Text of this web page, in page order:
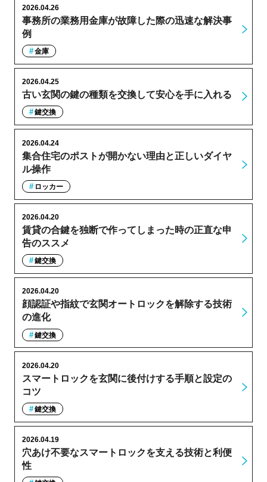
事務所の業務用金庫が故障した際の迅速な解決事
例
2026.04.26
金庫
古い玄関の鍵の種類を交換して安心を手に入れる
2026.04.25
鍵交換
集合住宅のポストが開かない理由と正しいダイヤ
ル操作
2026.04.24
ロッカー
賃貸の合鍵を独断で作ってしまった時の正直な申
告のススメ
2026.04.20
鍵交換
顔認証や指紋で玄関オートロックを解除する技術
の進化
2026.04.20
鍵交換
スマートロックを玄関に後付けする手順と設定の
コツ
2026.04.20
鍵交換
穴あけ不要なスマートロックを支える技術と利便
性
2026.04.19